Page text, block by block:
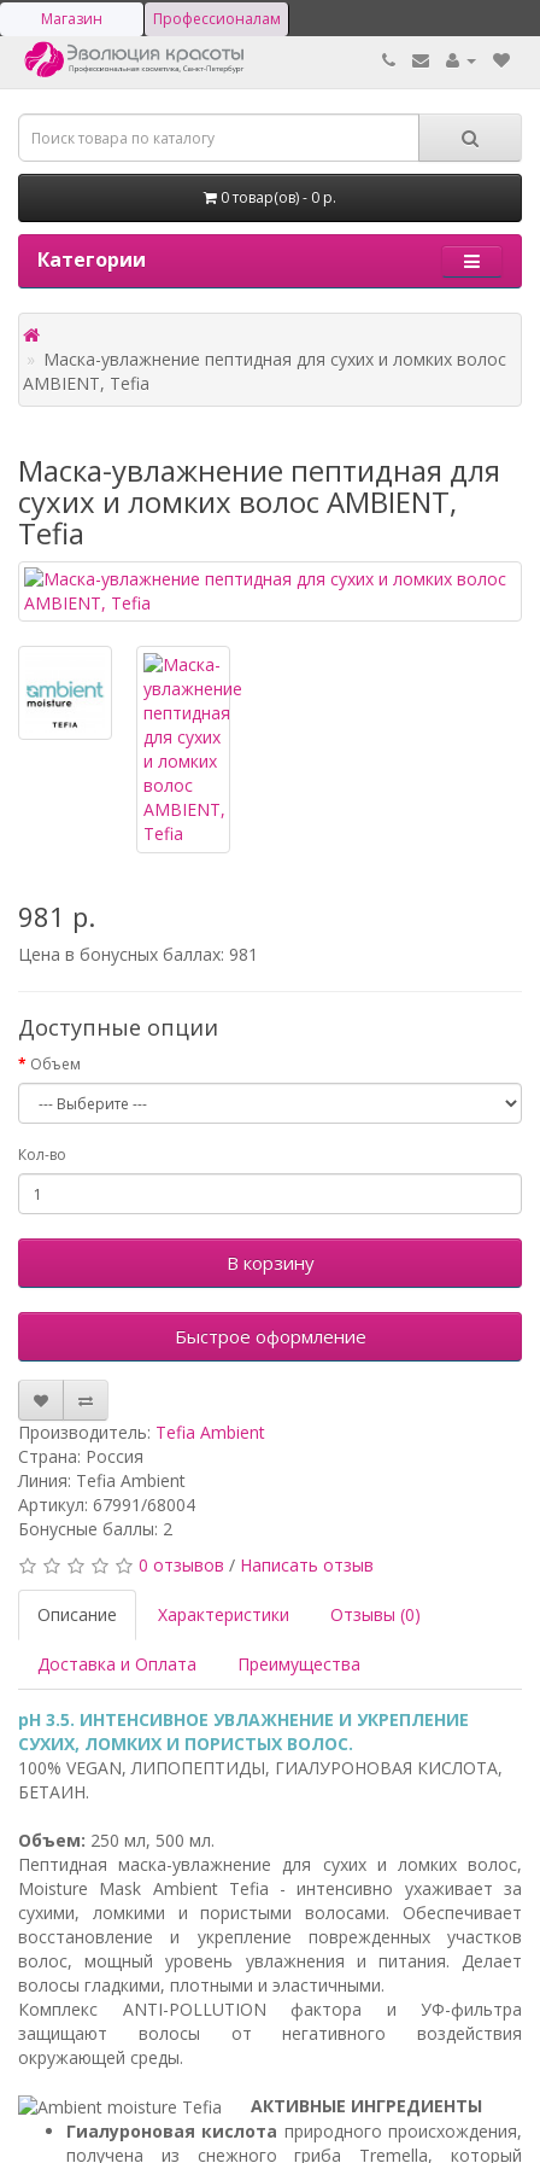
Магазин Профессионалам
0 товар(ов) - 0 р.
Категории
Маска-увлажнение пептидная для сухих и ломких волос
AMBIENT, Tefia
Маска-увлажнение пептидная для
сухих и ломких волос AMBIENT,
Tefia
981 р.
Цена в бонусных баллах: 981
Доступные опции
Объем
Кол-во
В корзину
Быстрое оформление
Производитель: Tefia Ambient
Страна: Россия
Линия: Tefia Ambient
Артикул: 67991/68004
Бонусные баллы: 2
0 отзывов / Написать отзыв
Описание Характеристики Отзывы (0)
Доставка и Оплата Преимущества
pH 3.5. ИНТЕНСИВНОЕ УВЛАЖНЕНИЕ И УКРЕПЛЕНИЕ
СУХИХ, ЛОМКИХ И ПОРИСТЫХ ВОЛОС.
100% VEGAN, ЛИПОПЕПТИДЫ, ГИАЛУРОНОВАЯ КИСЛОТА,
БЕТАИН.
Объем: 250 мл, 500 мл.
Пептидная маска-увлажнение для сухих и ломких волос,
Moisture Mask Ambient Tefia - интенсивно ухаживает за
сухими, ломкими и пористыми волосами. Обеспечивает
восстановление и укрепление поврежденных участков
волос, мощный уровень увлажнения и питания. Делает
волосы гладкими, плотными и эластичными.
Комплекс ANTI-POLLUTION фактора и УФ-фильтра
защищают волосы от негативного воздействия
окружающей среды.
АКТИВНЫЕ ИНГРЕДИЕНТЫ
Гиалуроновая кислота природного происхождения,
получена из снежного гриба Tremella, который